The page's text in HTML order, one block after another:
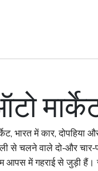
, भारत में कार, दोपहिया
से चलने वाले दो‑और
आपस में गहराई से जुड़ी हैं।